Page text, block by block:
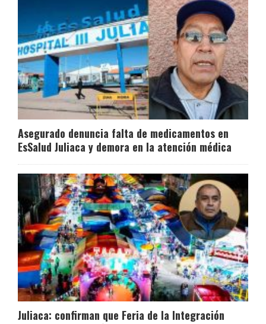
Asegurado denuncia falta de medicamentos en
EsSalud Juliaca y demora en la atención médica
Juliaca: confirman que Feria de la Integración